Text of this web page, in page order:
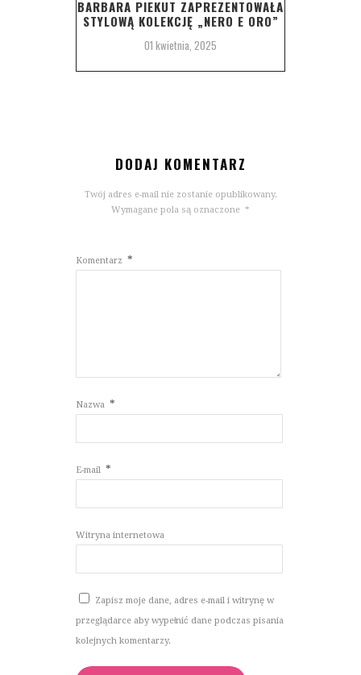
BARBARA PIEKUT ZAPREZENTOWAŁA
STYLOWĄ KOLEKCJĘ „NERO E ORO”
01 kwietnia, 2025
DODAJ KOMENTARZ
Twój adres e-mail nie zostanie opublikowany.
Wymagane pola są oznaczone *
Komentarz *
Nazwa *
E-mail *
Witryna internetowa
Zapisz moje dane, adres e-mail i witrynę w
przeglądarce aby wypełnić dane podczas pisania
kolejnych komentarzy.